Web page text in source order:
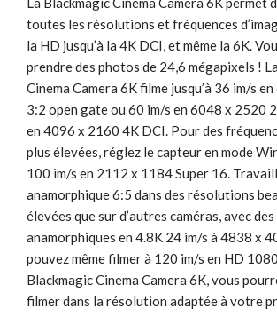
toutes les résolutions et fréquences
la HD jusqu’à la 4K DCI, et même la 6K.
prendre des photos de 24,6 mégapixels !
Cinema Camera 6K filme jusqu’à 36 im/s
3:2 open gate ou 60 im/s en 6048 x 2520
en 4096 x 2160 4K DCI. Pour des
plus élevées, réglez le capteur en mode
100 im/s en 2112 x 1184 Super 16.
anamorphique 6:5 dans des résolutions
élevées que sur d’autres caméras, avec
anamorphiques en 4.8K 24 im/s à 4838 x
pouvez même filmer à 120 im/s en HD
Blackmagic Cinema Camera 6K, vous
filmer dans la résolution adaptée à votre